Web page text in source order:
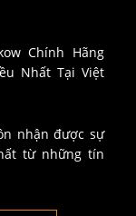
Chính Hãng
Nhất Tại Việt
nhận được sự
từ những tín